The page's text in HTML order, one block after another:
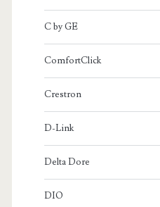
C by GE
ComfortClick
Crestron
D-Link
Delta Dore
DIO